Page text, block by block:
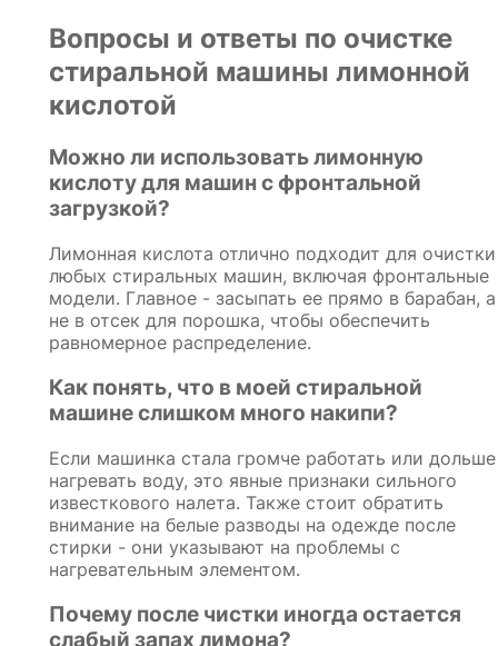
Вопросы и ответы по очистке
стиральной машины лимонной
кислотой
Можно ли использовать лимонную
кислоту для машин с фронтальной
загрузкой?
Лимонная кислота отлично подходит для очистки
любых стиральных машин, включая фронтальные
модели. Главное - засыпать ее прямо в барабан, а
не в отсек для порошка, чтобы обеспечить
равномерное распределение.
Как понять, что в моей стиральной
машине слишком много накипи?
Если машинка стала громче работать или дольше
нагревать воду, это явные признаки сильного
известкового налета. Также стоит обратить
внимание на белые разводы на одежде после
стирки - они указывают на проблемы с
нагревательным элементом.
Почему после чистки иногда остается
слабый запах лимона?